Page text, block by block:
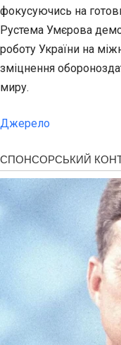
фокусуючись на
Рустема Умєрова
роботу України на
зміцнення
миру.
Джерело